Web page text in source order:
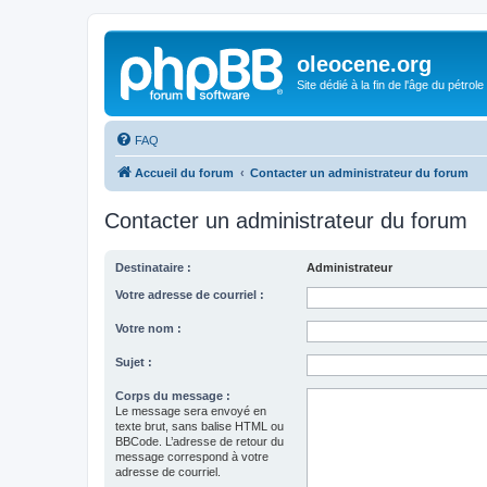
oleocene.org
Site dédié à la fin de l'âge du pétrole
FAQ
Accueil du forum Contacter un administrateur du forum
Contacter un administrateur du forum
Destinataire : Administrateur
Votre adresse de courriel :
Votre nom :
Sujet :
Corps du message :
Le message sera envoyé en
texte brut, sans balise HTML ou
BBCode. L’adresse de retour du
message correspond à votre
adresse de courriel.